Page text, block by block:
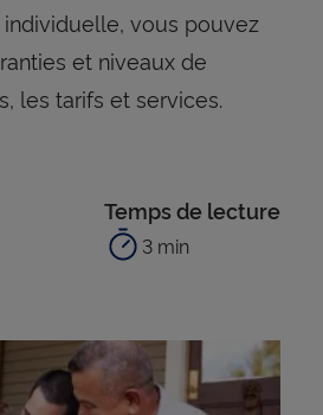
vous pouvez
et niveaux de
les tarifs et services.
Temps de lecture
3 min